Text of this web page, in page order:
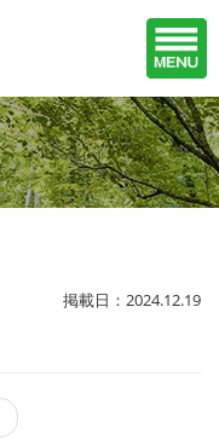
掲載日：2024.12.19